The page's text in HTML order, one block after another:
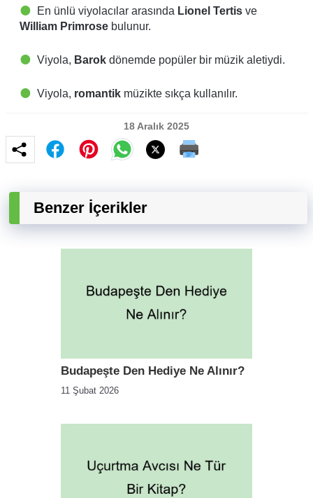
En ünlü viyolacılar arasında Lionel Tertis ve
William Primrose bulunur.
Viyola, Barok dönemde popüler bir müzik aletiydi.
Viyola, romantik müzikte sıkça kullanılır.
18 Aralık 2025
Benzer İçerikler
Budapeşte Den Hediye Ne Alınır?
11 Şubat 2026